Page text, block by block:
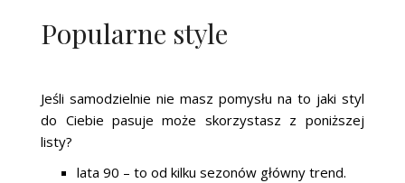
Popularne style
Jeśli samodzielnie nie masz pomysłu na to jaki styl
do Ciebie pasuje może skorzystasz z poniższej
listy?
lata 90 – to od kilku sezonów główny trend.